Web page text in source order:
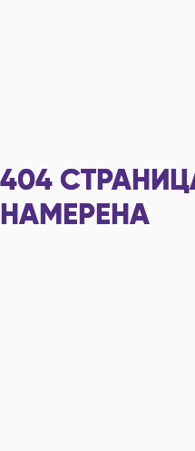
404
НАМЕРЕНА